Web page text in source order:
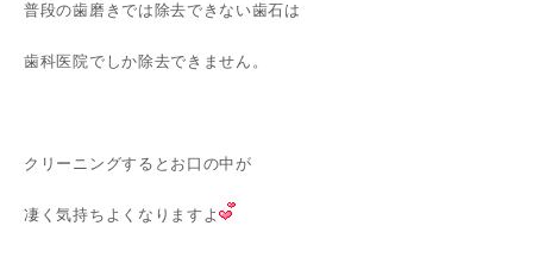
普段の歯磨きでは除去できない歯石は
歯科医院でしか除去できません。
クリーニングするとお口の中が
凄く気持ちよくなりますよ